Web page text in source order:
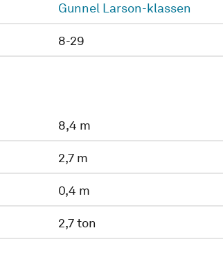
Gunnel Larson-klassen
8-29
8,4 m
2,7 m
0,4 m
2,7 ton